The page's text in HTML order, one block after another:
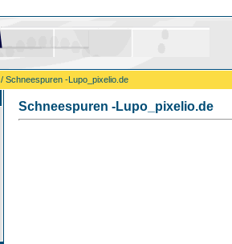
/ Schneespuren -Lupo_pixelio.de
Schneespuren -Lupo_pixelio.de